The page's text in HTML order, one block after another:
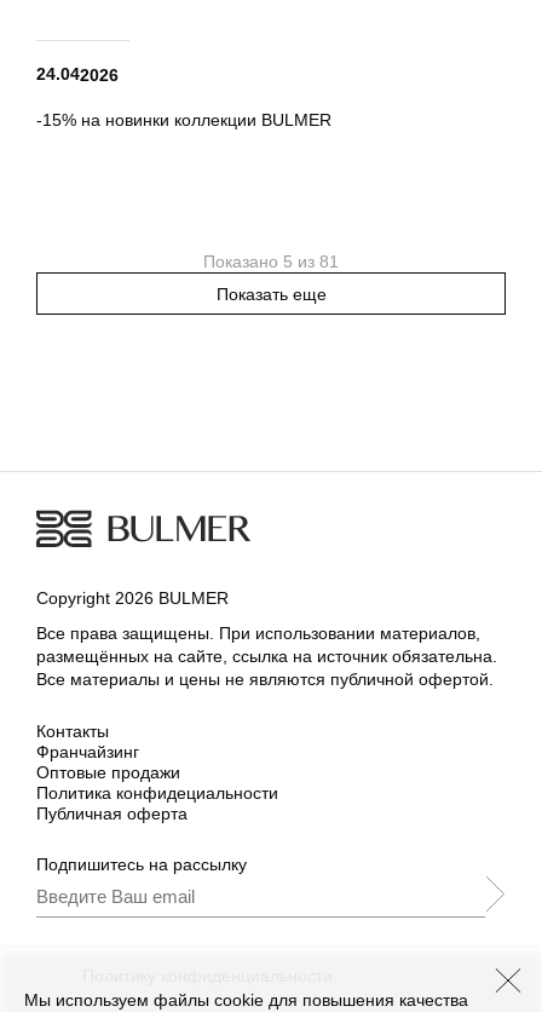
24.042026
-15% на новинки коллекции BULMER
Показано 5 из 81
Показать еще
Copyright 2026 BULMER
Все права защищены. При использовании материалов,
размещённых на сайте, ссылка на источник обязательна.
Все материалы и цены не являются публичной офертой.
Контакты
Франчайзинг
Оптовые продажи
Политика конфидециальности
Публичная оферта
Подпишитесь на рассылку
промоакции.
Мы используем файлы cookie для повышения качества